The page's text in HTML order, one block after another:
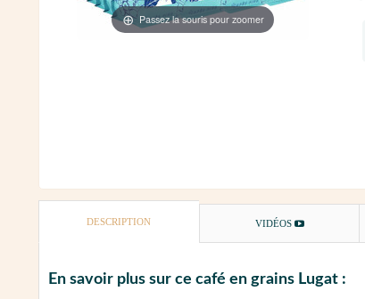
Passez la souris pour zoomer
DESCRIPTION VIDÉOS
En savoir plus sur ce café en grains Lugat :